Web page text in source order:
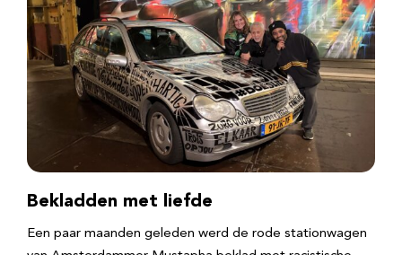
Bekladden met liefde
Een paar maanden geleden werd de rode stationwagen